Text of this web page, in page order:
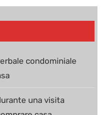
condominiale
una visita